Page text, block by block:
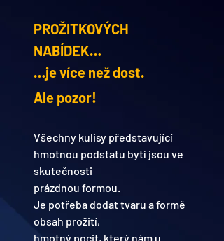
PROŽITKOVÝCH
NABÍDEK…
…je více než dost.
Ale pozor!
Všechny kulisy představující
hmotnou podstatu bytí jsou ve
skutečnosti
prázdnou formou.
Je potřeba dodat tvaru a formě
obsah prožití,
hmotný pocit, který nám u